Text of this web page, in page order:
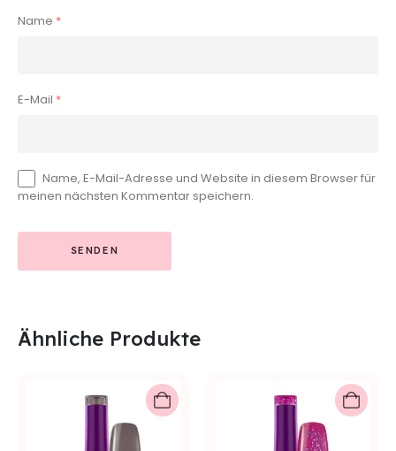
Name *
E-Mail *
Name, E-Mail-Adresse und Website in diesem Browser für
meinen nächsten Kommentar speichern.
Ähnliche Produkte